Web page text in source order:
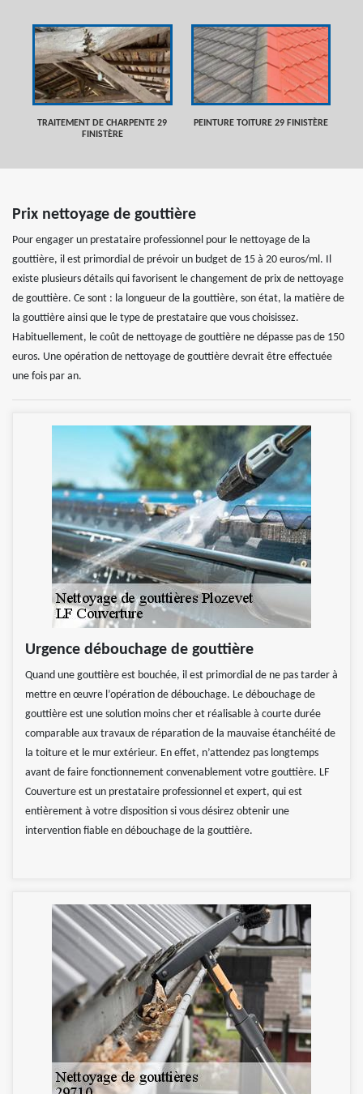
TRAITEMENT DE CHARPENTE 29
FINISTÈRE
PEINTURE TOITURE 29 FINISTÈRE
Prix nettoyage de gouttière
Pour engager un prestataire professionnel pour le nettoyage de la
gouttière, il est primordial de prévoir un budget de 15 à 20 euros/ml. Il
existe plusieurs détails qui favorisent le changement de prix de nettoyage
de gouttière. Ce sont : la longueur de la gouttière, son état, la matière de
la gouttière ainsi que le type de prestataire que vous choisissez.
Habituellement, le coût de nettoyage de gouttière ne dépasse pas de 150
euros. Une opération de nettoyage de gouttière devrait être effectuée
une fois par an.
Urgence débouchage de gouttière
Quand une gouttière est bouchée, il est primordial de ne pas tarder à
mettre en œuvre l’opération de débouchage. Le débouchage de
gouttière est une solution moins cher et réalisable à courte durée
comparable aux travaux de réparation de la mauvaise étanchéité de
la toiture et le mur extérieur. En effet, n’attendez pas longtemps
avant de faire fonctionnement convenablement votre gouttière. LF
Couverture est un prestataire professionnel et expert, qui est
entièrement à votre disposition si vous désirez obtenir une
intervention fiable en débouchage de la gouttière.